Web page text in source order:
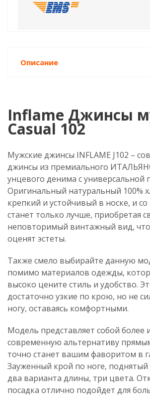
Описание
Inflame Джинсы
Casual 102
Мужские джинсы INFLAME J102 –
джинсы из премиального
унцевого денима с универсальной
Оригинальный натуральный 100%
крепкий и устойчивый в носке, и
станет только лучше, приобретая
неповторимый винтажный вид,
оценят эстеты.
Также смело выбирайте данную
помимо материалов одежды,
высоко цените стиль и удобство.
достаточно узкие по крою, но не
ногу, оставаясь комфортными.
Модель представляет собой более
современную альтернативу
точно станет вашим фаворитом в
Зауженный крой по ноге, поднятый
два варианта длины, три цвета.
посадка отлично подойдет для